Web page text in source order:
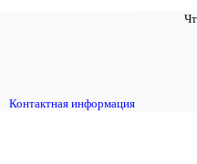
Контактная информация